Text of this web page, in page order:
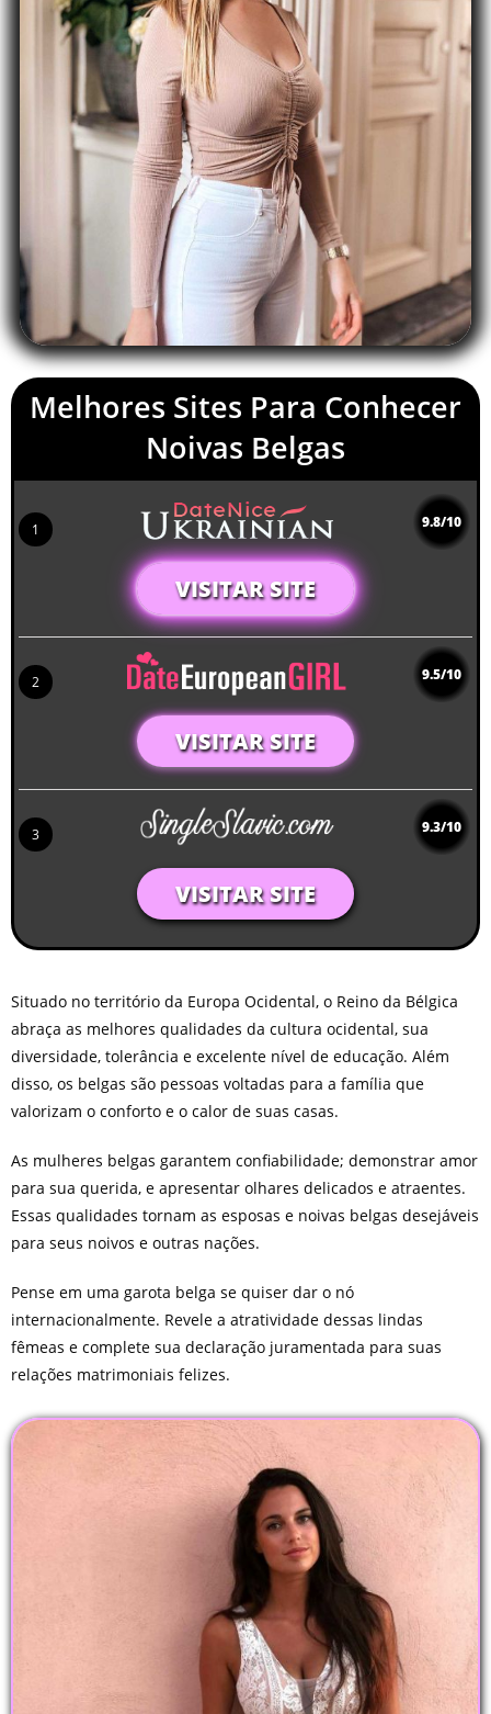
Melhores Sites Para Conhecer
Noivas Belgas
1 9.8/10
VISITAR SITE
2 9.5/10
VISITAR SITE
3 9.3/10
VISITAR SITE
Situado no território da Europa Ocidental, o Reino da Bélgica
abraça as melhores qualidades da cultura ocidental, sua
diversidade, tolerância e excelente nível de educação. Além
disso, os belgas são pessoas voltadas para a família que
valorizam o conforto e o calor de suas casas.
As mulheres belgas garantem confiabilidade; demonstrar amor
para sua querida, e apresentar olhares delicados e atraentes.
Essas qualidades tornam as esposas e noivas belgas desejáveis
para seus noivos e outras nações.
Pense em uma garota belga se quiser dar o nó
internacionalmente. Revele a atratividade dessas lindas
fêmeas e complete sua declaração juramentada para suas
relações matrimoniais felizes.